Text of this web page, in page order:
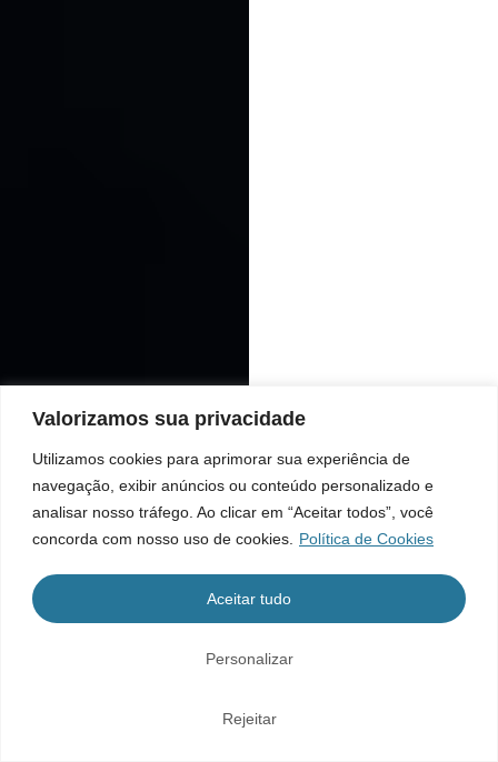
Valorizamos sua privacidade
Utilizamos cookies para aprimorar sua experiência de
navegação, exibir anúncios ou conteúdo personalizado e
analisar nosso tráfego. Ao clicar em “Aceitar todos”, você
concorda com nosso uso de cookies.
Política de Cookies
Personalizar
Rejeitar
Aceitar tudo